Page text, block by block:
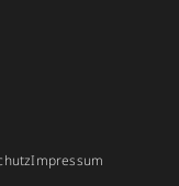
Impressum